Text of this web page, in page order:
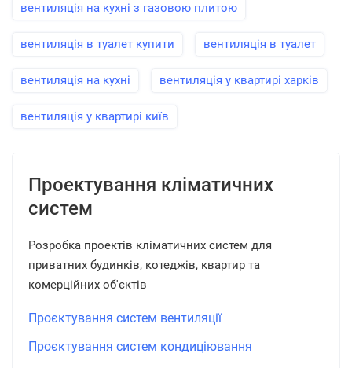
вентиляція на кухні з газовою плитою
вентиляція в туалет купити вентиляція в туалет
вентиляція на кухні вентиляція у квартирі харків
вентиляція у квартирі київ
Проектування кліматичних
систем
Розробка проектів кліматичних систем для
приватних будинків, котеджів, квартир та
комерційних об'єктів
Проєктування систем вентиляції
Проєктування систем кондиціювання